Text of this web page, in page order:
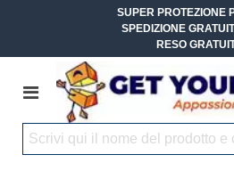
SUPER PROTEZIONE
SPEDIZIONE
RESO